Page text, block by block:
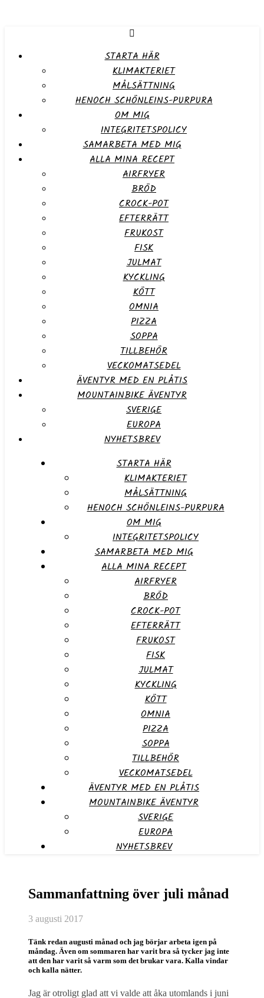
STARTA HÄR
KLIMAKTERIET
MÅLSÄTTNING
HENOCH SCHÖNLEINS-PURPURA
OM MIG
INTEGRITETSPOLICY
SAMARBETA MED MIG
ALLA MINA RECEPT
AIRFRYER
BRÖD
CROCK-POT
EFTERRÄTT
FRUKOST
FISK
JULMAT
KYCKLING
KÖTT
OMNIA
PIZZA
SOPPA
TILLBEHÖR
VECKOMATSEDEL
ÄVENTYR MED EN PLÅTIS
MOUNTAINBIKE ÄVENTYR
SVERIGE
EUROPA
NYHETSBREV
STARTA HÄR
KLIMAKTERIET
MÅLSÄTTNING
HENOCH SCHÖNLEINS-PURPURA
OM MIG
INTEGRITETSPOLICY
SAMARBETA MED MIG
ALLA MINA RECEPT
AIRFRYER
BRÖD
CROCK-POT
EFTERRÄTT
FRUKOST
FISK
JULMAT
KYCKLING
KÖTT
OMNIA
PIZZA
SOPPA
TILLBEHÖR
VECKOMATSEDEL
ÄVENTYR MED EN PLÅTIS
MOUNTAINBIKE ÄVENTYR
SVERIGE
EUROPA
NYHETSBREV
Sammanfattning över juli månad
3 augusti 2017
Tänk redan augusti månad och jag börjar arbeta igen på
måndag. Även om sommaren har varit bra så tycker jag inte
att den har varit så varm som det brukar vara. Kalla vindar
och kalla nätter.
Jag är otroligt glad att vi valde att åka utomlands i juni